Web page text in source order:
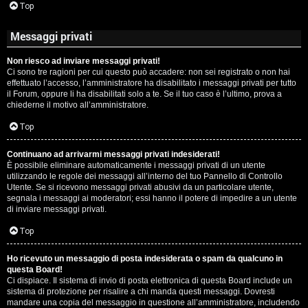
Top
Messaggi privati
Non riesco ad inviare messaggi privati!
Ci sono tre ragioni per cui questo può accadere: non sei registrato o non hai
effettuato l’accesso, l’amministratore ha disabilitato i messaggi privati per tutto
il Forum, oppure li ha disabilitati solo a te. Se il tuo caso è l’ultimo, prova a
chiederne il motivo all’amministratore.
Top
Continuano ad arrivarmi messaggi privati indesiderati!
È possibile eliminare automaticamente i messaggi privati ​​di un utente
utilizzando le regole dei messaggi all’interno del tuo Pannello di Controllo
Utente. Se si ricevono messaggi privati ​​abusivi da un particolare utente,
segnala i messaggi ai moderatori; essi hanno il potere di impedire a un utente
di inviare messaggi privati​​.
Top
Ho ricevuto un messaggio di posta indesiderata o spam da qualcuno in
questa Board!
Ci dispiace. Il sistema di invio di posta elettronica di questa Board include un
sistema di protezione per risalire a chi manda questi messaggi. Dovresti
mandare una copia del messaggio in questione all’amministratore, includendo